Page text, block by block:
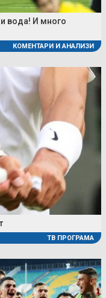
вода! И много
КОМЕНТАРИ И АНАЛИЗИ
ТВ ПРОГРАМА